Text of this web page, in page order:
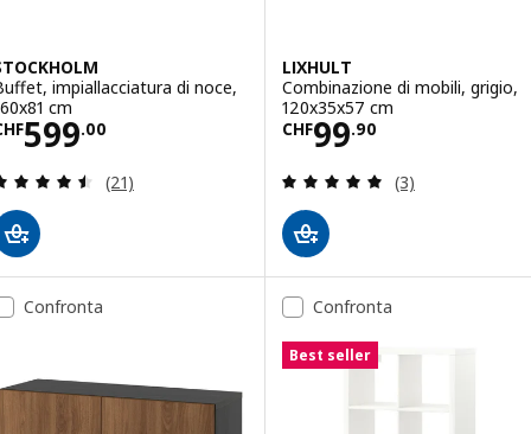
impiallacciatura di noce,
cm
599.00CHF 599.00
Recensione: 4.5 fuori da 5 stelle. Totale
(21)
LIXHULT
Combinazione di mobili, grigio,
120x35x57 cm
CHF99.90
Prezzo CHF
Recensione: 5
(3)
Confronta Confronta
Best seller